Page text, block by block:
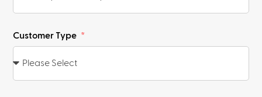
Customer Type